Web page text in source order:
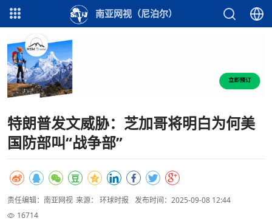
南亚网视（尼泊尔）
特朗普发文威胁：芝加哥将明白为何美
国防部叫“战争部”
责任编辑：南亚网视 来源： 环球时报
发布时间：2025-09-08 12:44
16714